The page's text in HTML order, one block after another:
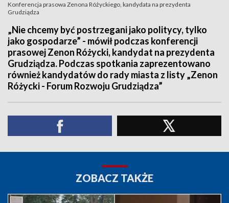
Konferencja prasowa Zenona Różyckiego, kandydata na prezydenta
Grudziądza
„Nie chcemy być postrzegani jako politycy, tylko
jako gospodarze” - mówił podczas konferencji
prasowej Zenon Różycki, kandydat na prezydenta
Grudziądza. Podczas spotkania zaprezentowano
również kandydatów do rady miasta z listy „Zenon
Różycki - Forum Rozwoju Grudziądza”
ZOBACZ TAKŻE